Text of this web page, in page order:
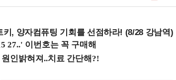
, 양자컴퓨팅 기회를 선점하라! (8/28 강남역)